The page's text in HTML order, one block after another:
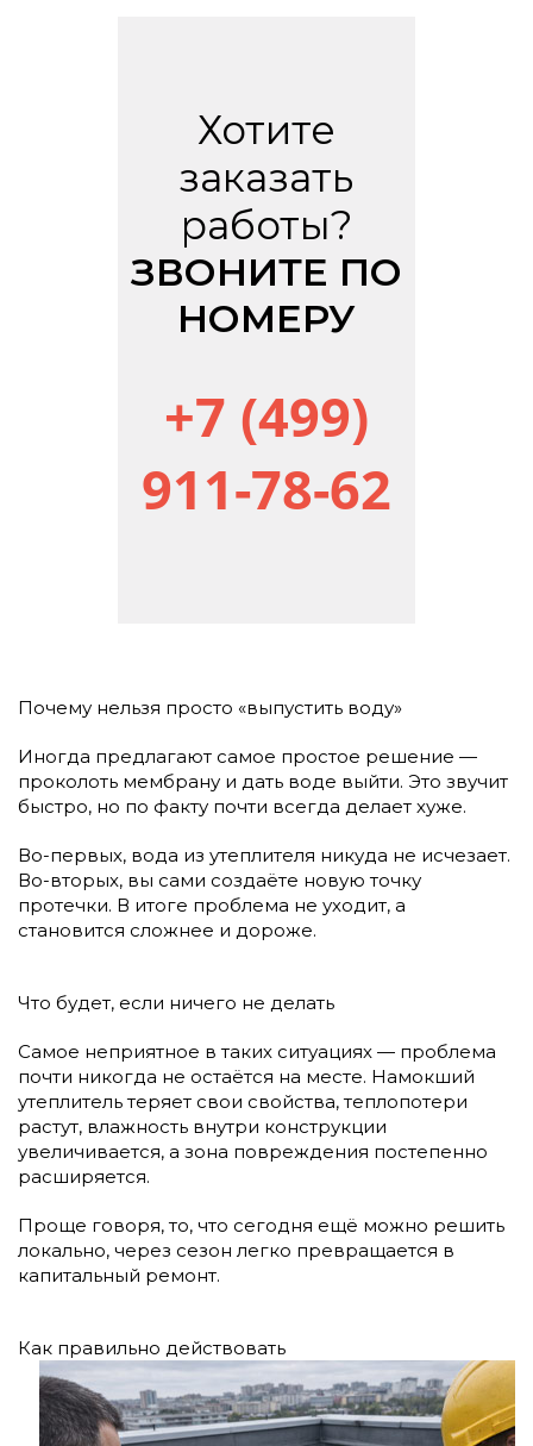
Хотите
заказать
работы?
ЗВОНИТЕ ПО
НОМЕРУ
+7 (499)
911-78-62
Почему нельзя просто «выпустить воду»
Иногда предлагают самое простое решение —
проколоть мембрану и дать воде выйти. Это звучит
быстро, но по факту почти всегда делает хуже.
Во-первых, вода из утеплителя никуда не исчезает.
Во-вторых, вы сами создаёте новую точку
протечки. В итоге проблема не уходит, а
становится сложнее и дороже.
Что будет, если ничего не делать
Самое неприятное в таких ситуациях — проблема
почти никогда не остаётся на месте. Намокший
утеплитель теряет свои свойства, теплопотери
растут, влажность внутри конструкции
увеличивается, а зона повреждения постепенно
расширяется.
Проще говоря, то, что сегодня ещё можно решить
локально, через сезон легко превращается в
капитальный ремонт.
Как правильно действовать